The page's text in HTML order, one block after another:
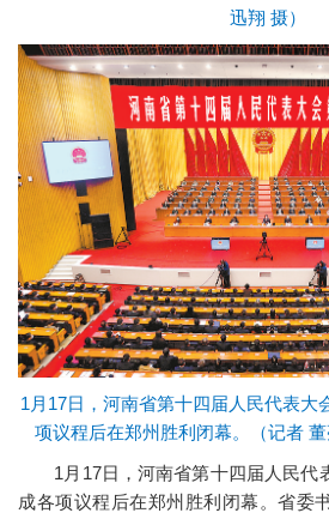
迅翔 摄）
1月17日，河南省第十四届人民代表大
项议程后在郑州胜利闭幕。（记者
1月17日，河南省第十四届人民代
成各项议程后在郑州胜利闭幕。省委